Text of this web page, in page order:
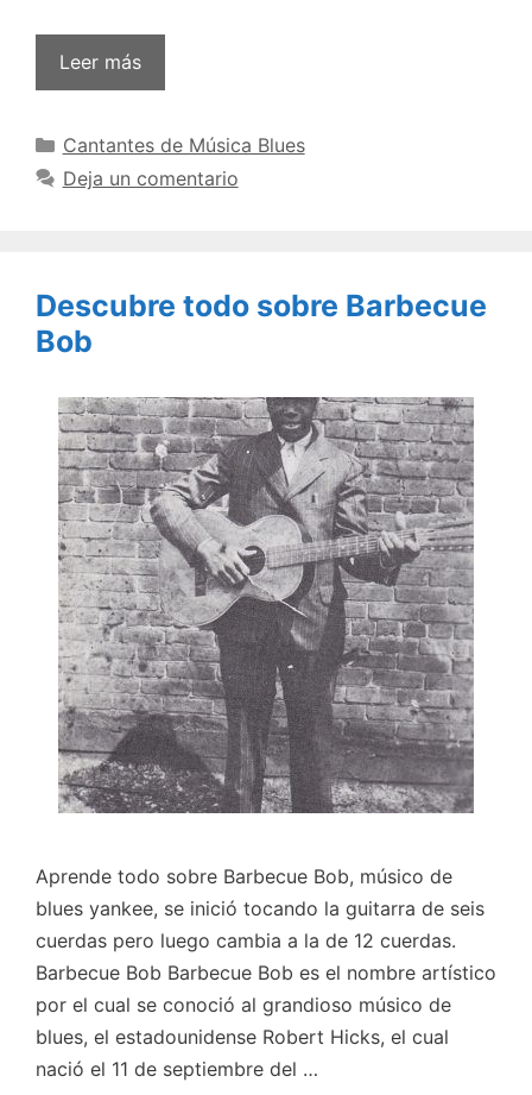
Leer más
Categorías
Cantantes de Música Blues
Deja un comentario
Descubre todo sobre Barbecue
Bob
Aprende todo sobre Barbecue Bob, músico de
blues yankee, se inició tocando la guitarra de seis
cuerdas pero luego cambia a la de 12 cuerdas.
Barbecue Bob Barbecue Bob es el nombre artístico
por el cual se conoció al grandioso músico de
blues, el estadounidense Robert Hicks, el cual
nació el 11 de septiembre del …